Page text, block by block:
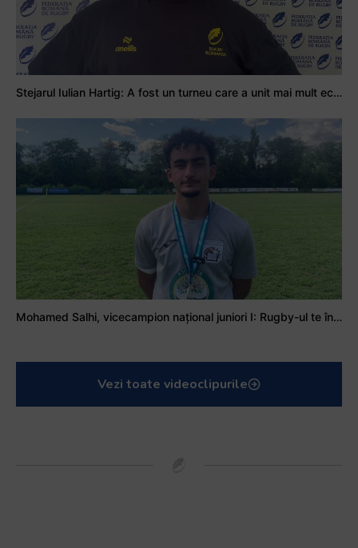
Stejarul Iulian Hartig: A fost un turneu care a unit mai mult echipa
Mohamed Salhi, vicecampion național juniori I: Rugby-ul te învață să accepți și înfrângerile
Vezi toate videoclipurile